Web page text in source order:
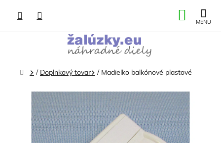
obsah
KOŠÍK
Domov
/ Doplnkový tovar / Madielko balkónové plastové